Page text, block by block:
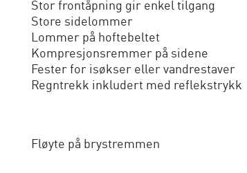
Stor frontåpning gir enkel tilgang
Store sidelommer
Lommer på hoftebeltet
Kompresjonsremmer på sidene
Fester for isøkser eller vandrestaver
Regntrekk inkludert med reflekstrykk
Fløyte på brystremmen